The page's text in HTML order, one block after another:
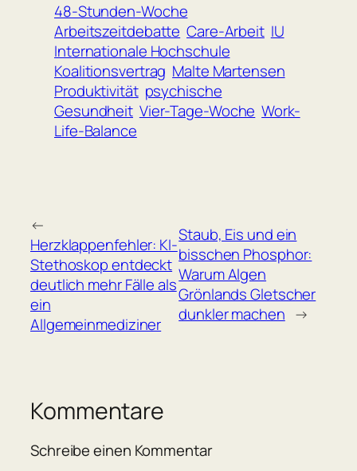
48-Stunden-Woche
Arbeitszeitdebatte Care-Arbeit IU
Internationale Hochschule
Koalitionsvertrag Malte Martensen
Produktivität psychische
Gesundheit Vier-Tage-Woche Work-
Life-Balance
←
Herzklappenfehler: KI-
Stethoskop entdeckt
deutlich mehr Fälle als
ein
Allgemeinmediziner
Staub, Eis und ein
bisschen Phosphor:
Warum Algen
Grönlands Gletscher
dunkler machen →
Kommentare
Schreibe einen Kommentar